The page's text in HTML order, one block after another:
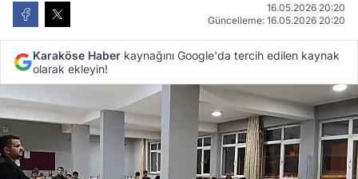
16.05.2026 20:20
Güncelleme: 16.05.2026 20:20
Karaköse Haber kaynağını Google'da tercih edilen kaynak
olarak ekleyin!